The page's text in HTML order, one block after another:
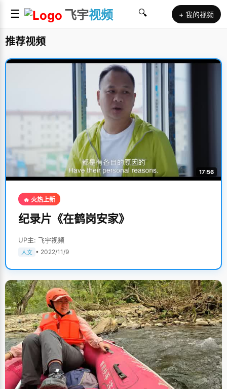
☰ 飞宇视频 🔍 + 我的视频
推荐视频
17:56
🔥 火热上新
纪录片《在鹤岗安家》
UP主: 飞宇视频
人文 • 2022/11/9